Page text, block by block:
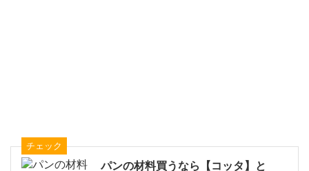
チェック
パンの材料買うなら【コッタ】と